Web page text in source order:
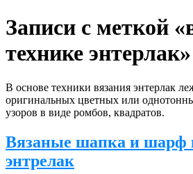
Записи с меткой
технике энтерлак»
В основе техники вязания энтерлак
оригинальных цветных или
узоров в виде ромбов, квадратов.
Вязаные шапка и шарф
энтрелак